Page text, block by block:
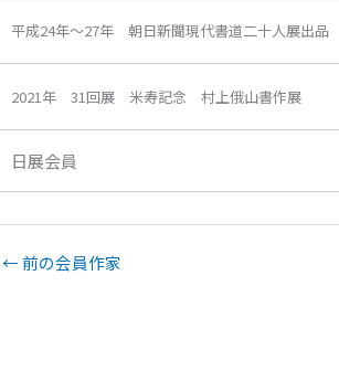
平成24年～27年 朝日新聞現代書道二十人展出品
2021年 31回展 米寿記念 村上俄山書作展
日展会員
← 前の会員作家